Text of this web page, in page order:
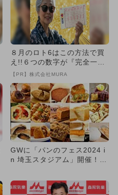
８月のロト6はこの方法で買
え!!６つの数字が『完全一
致』する方法
【PR】株式会社MURA
GWに「パンのフェス2024 i
n 埼玉スタジアム」開催！